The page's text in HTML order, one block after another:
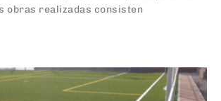
obras realizadas consisten